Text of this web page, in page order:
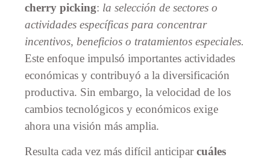
cherry picking: la selección de sectores o
actividades específicas para concentrar
incentivos, beneficios o tratamientos especiales.
Este enfoque impulsó importantes actividades
económicas y contribuyó a la diversificación
productiva. Sin embargo, la velocidad de los
cambios tecnológicos y económicos exige
ahora una visión más amplia.
Resulta cada vez más difícil anticiparcuáles